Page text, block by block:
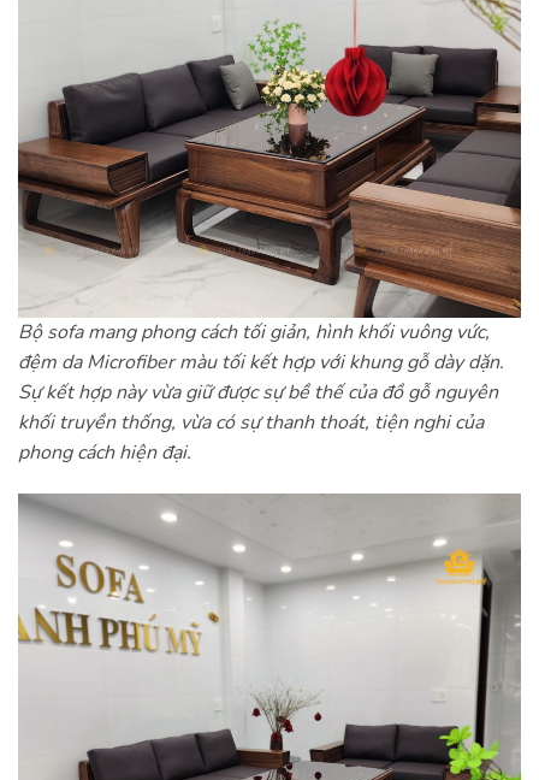
Bộ sofa mang phong cách tối giản, hình khối vuông vức,
đệm da Microfiber màu tối kết hợp với khung gỗ dày dặn.
Sự kết hợp này vừa giữ được sự bề thế của đồ gỗ nguyên
khối truyền thống, vừa có sự thanh thoát, tiện nghi của
phong cách hiện đại.